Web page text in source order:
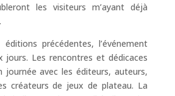
les visiteurs m’ayant déjà
précédentes, l’événement
jours. Les rencontres et dédicaces
journée avec les éditeurs, auteurs,
créateurs de jeux de plateau. La